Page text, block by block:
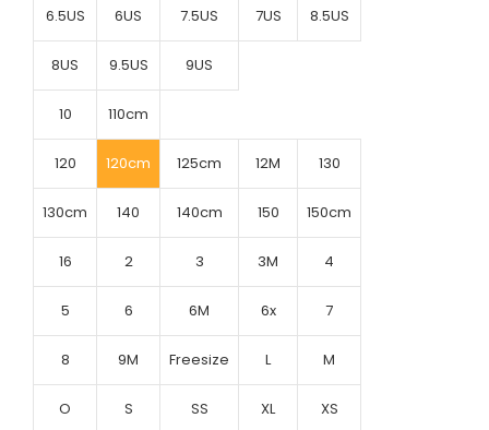
6.5US 6US 7.5US 7US 8.5US
8US 9.5US 9US
10 110cm
120 120cm 125cm 12M 130
130cm 140 140cm 150 150cm
16 2 3 3M 4
5 6 6M 6x 7
8 9M Freesize L M
O S SS XL XS